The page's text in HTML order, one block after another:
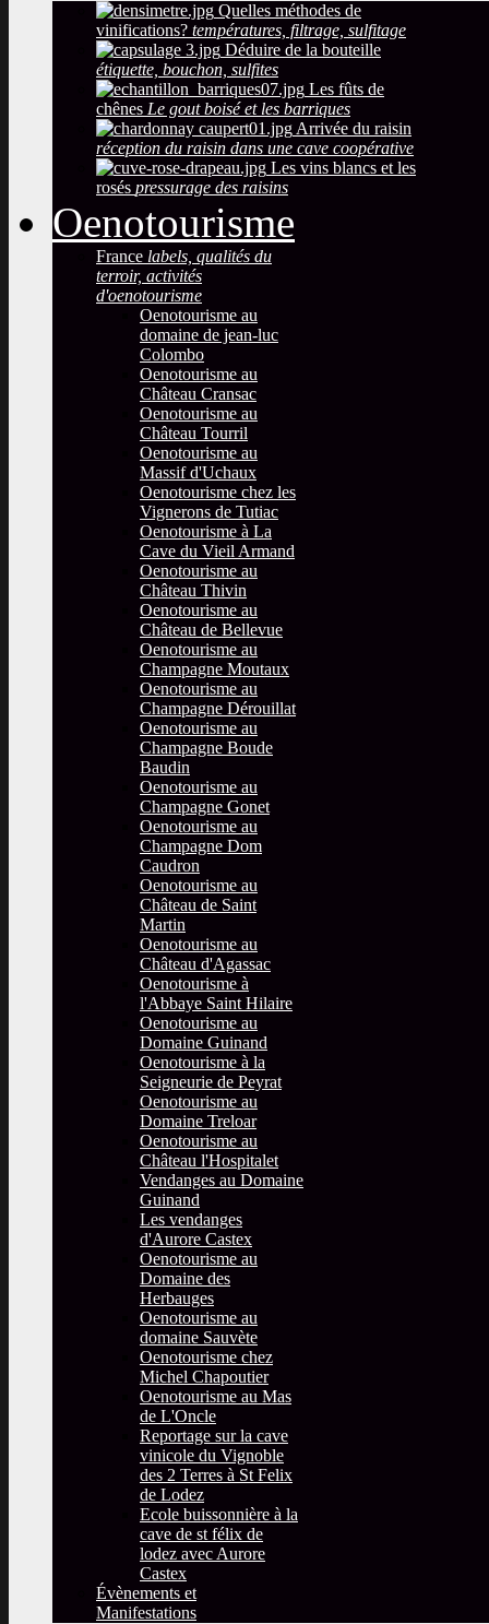
Quelles méthodes de
vinifications? températures, filtrage, sulfitage
Déduire de la bouteille
étiquette, bouchon, sulfites
Les fûts de
chênes Le gout boisé et les barriques
Arrivée du raisin
réception du raisin dans une cave coopérative
Les vins blancs et les
rosés pressurage des raisins
Oenotourisme
France labels, qualités du
terroir, activités
d'oenotourisme
Oenotourisme au
domaine de jean-luc
Colombo
Oenotourisme au
Château Cransac
Oenotourisme au
Château Tourril
Oenotourisme au
Massif d'Uchaux
Oenotourisme chez les
Vignerons de Tutiac
Oenotourisme à La
Cave du Vieil Armand
Oenotourisme au
Château Thivin
Oenotourisme au
Château de Bellevue
Oenotourisme au
Champagne Moutaux
Oenotourisme au
Champagne Dérouillat
Oenotourisme au
Champagne Boude
Baudin
Oenotourisme au
Champagne Gonet
Oenotourisme au
Champagne Dom
Caudron
Oenotourisme au
Château de Saint
Martin
Oenotourisme au
Château d'Agassac
Oenotourisme à
l'Abbaye Saint Hilaire
Oenotourisme au
Domaine Guinand
Oenotourisme à la
Seigneurie de Peyrat
Oenotourisme au
Domaine Treloar
Oenotourisme au
Château l'Hospitalet
Vendanges au Domaine
Guinand
Les vendanges
d'Aurore Castex
Oenotourisme au
Domaine des
Herbauges
Oenotourisme au
domaine Sauvète
Oenotourisme chez
Michel Chapoutier
Oenotourisme au Mas
de L'Oncle
Reportage sur la cave
vinicole du Vignoble
des 2 Terres à St Felix
de Lodez
Ecole buissonnière à la
cave de st félix de
lodez avec Aurore
Castex
Évènements et
Manifestations